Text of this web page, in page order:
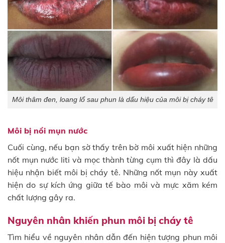
Môi thâm đen, loang lổ sau phun là dấu hiệu của môi bị cháy tê
Môi bị nổi mụn nước
Cuối cùng, nếu bạn sờ thấy trên bờ môi xuất hiện những
nốt mụn nước liti và mọc thành từng cụm thì đây là dấu
hiệu nhận biết môi bị cháy tê. Những nốt mụn này xuất
hiện do sự kích ứng giữa tế bào môi và mực xăm kém
chất lượng gây ra.
Nguyên nhân khiến phun môi bị cháy tê
Tìm hiểu về nguyên nhân dẫn đến hiện tượng phun môi